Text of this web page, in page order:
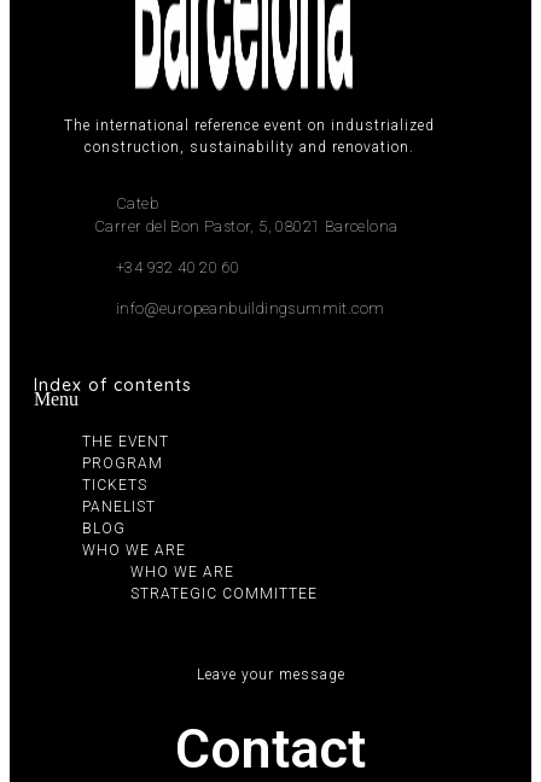
The international reference event on industrialized
construction, sustainability and renovation.
Cateb
Carrer del Bon Pastor, 5, 08021 Barcelona
+34 932 40 20 60
info@europeanbuildingsummit.com
Index of contents
Menu
THE EVENT
PROGRAM
TICKETS
PANELIST
BLOG
WHO WE ARE
WHO WE ARE
STRATEGIC COMMITTEE
Leave your message
Contact